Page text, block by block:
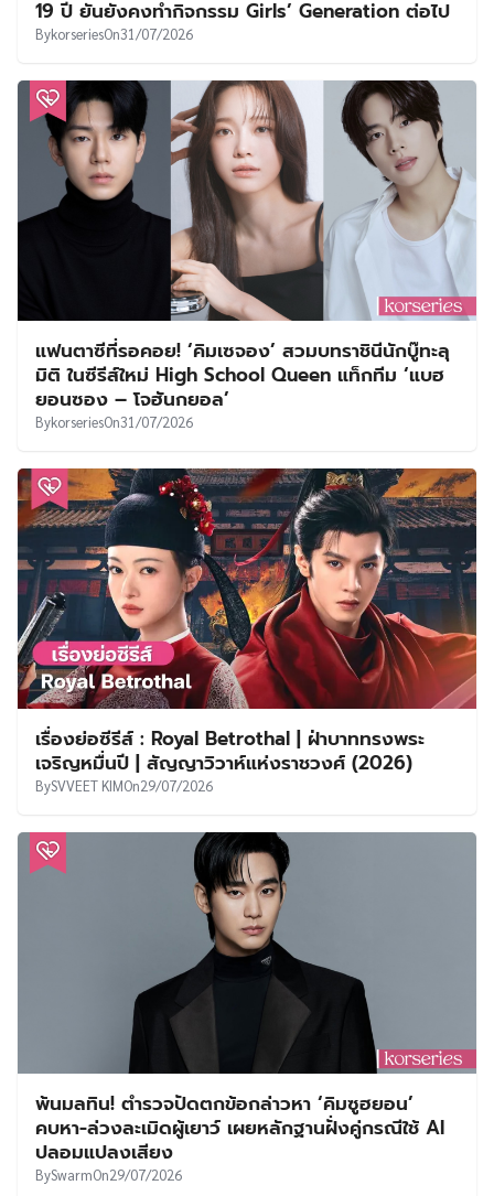
19 ปี ยันยังคงทำกิจกรรม Girls’ Generation ต่อไป
BykorseriesOn31/07/2026
แฟนตาซีที่รอคอย! ‘คิมเซจอง’ สวมบทราชินีนักบู๊ทะลุ
มิติ ในซีรีส์ใหม่ High School Queen แท็กทีม ‘แบฮ
ยอนซอง – โจฮันกยอล’
BykorseriesOn31/07/2026
เรื่องย่อซีรีส์ : Royal Betrothal | ฝ่าบาททรงพระ
เจริญหมื่นปี | สัญญาวิวาห์แห่งราชวงศ์ (2026)
BySVVEET KIMOn29/07/2026
พ้นมลทิน! ตำรวจปัดตกข้อกล่าวหา ‘คิมซูฮยอน’
คบหา-ล่วงละเมิดผู้เยาว์ เผยหลักฐานฝั่งคู่กรณีใช้ AI
ปลอมแปลงเสียง
BySwarmOn29/07/2026